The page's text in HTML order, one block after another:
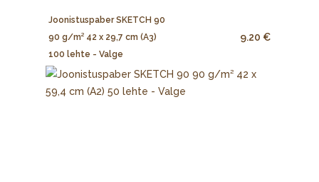
Joonistuspaber SKETCH 90
90 g/m² 42 x 29,7 cm (A3)
100 lehte - Valge
9.20 €